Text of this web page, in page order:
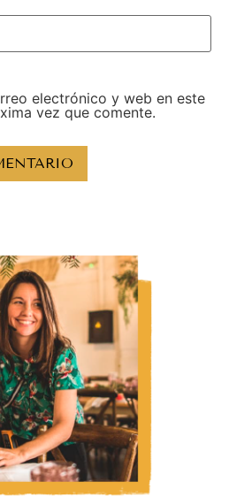
electrónico y web en este
vez que comente.